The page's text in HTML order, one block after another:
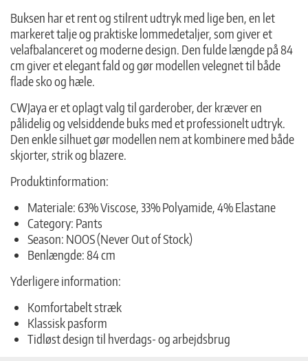
Buksen har et rent og stilrent udtryk med lige ben, en let
markeret talje og praktiske lommedetaljer, som giver et
velafbalanceret og moderne design. Den fulde længde på 84
cm giver et elegant fald og gør modellen velegnet til både
flade sko og hæle.
CWJaya er et oplagt valg til garderober, der kræver en
pålidelig og velsiddende buks med et professionelt udtryk.
Den enkle silhuet gør modellen nem at kombinere med både
skjorter, strik og blazere.
Produktinformation:
Materiale: 63% Viscose, 33% Polyamide, 4% Elastane
Category: Pants
Season: NOOS (Never Out of Stock)
Benlængde: 84 cm
Yderligere information:
Komfortabelt stræk
Klassisk pasform
Tidløst design til hverdags- og arbejdsbrug